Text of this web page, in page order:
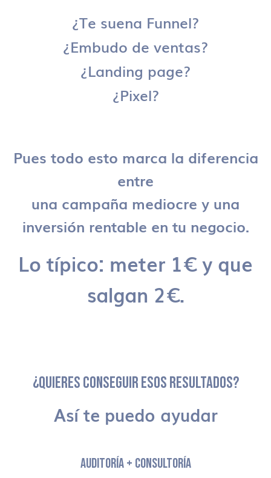
¿Te suena Funnel?
¿Embudo de ventas?
¿Landing page?
¿Pixel?
Pues todo esto marca la diferencia
entre
una campaña mediocre y una
inversión rentable en tu negocio.
Lo típico: meter 1€ y que
salgan 2€.
¿QUIERES CONSEGUIR ESOS RESULTADOS?
Así te puedo ayudar
AUDITORÍA + CONSULTORÍA